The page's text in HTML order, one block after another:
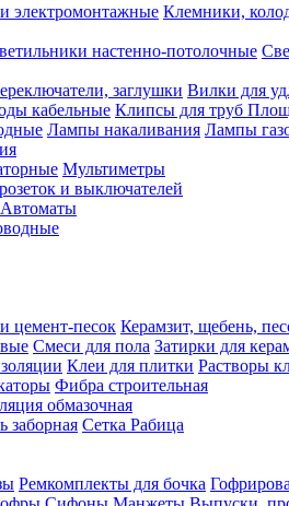
электромонтажные Клемники,
настенно-потолочные
заглушки Вилки для
кабельные Клипсы для труб
Лампы накаливания Лампы
Мультиметры
и выключателей
Автоматы
цемент-песок Керамзит, щебень,
Смеси для пола Затирки для
Клеи для плитки Растворы
Фибра строительная
обмазочная
заборная Сетка Рабица
Ремкомплекты для бочка